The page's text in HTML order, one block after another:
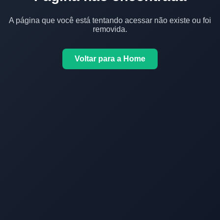
A página que você está tentando acessar não existe ou foi
removida.
Voltar para a Home